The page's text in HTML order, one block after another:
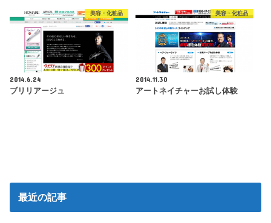
美容・化粧品
2014.6.24
ブリリアージュ
美容・化粧品
2014.11.30
アートネイチャーお試し体験
最近の記事